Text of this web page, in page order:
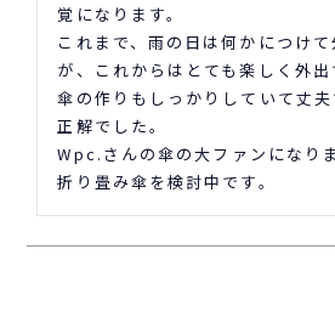
覚になります。
これまで、雨の日は何かにつけ
が、これからはとても楽しく外出
傘の作りもしっかりしていて丈
正解でした。
Wpc.さんの傘の大ファンになり
折り畳み傘を検討中です。